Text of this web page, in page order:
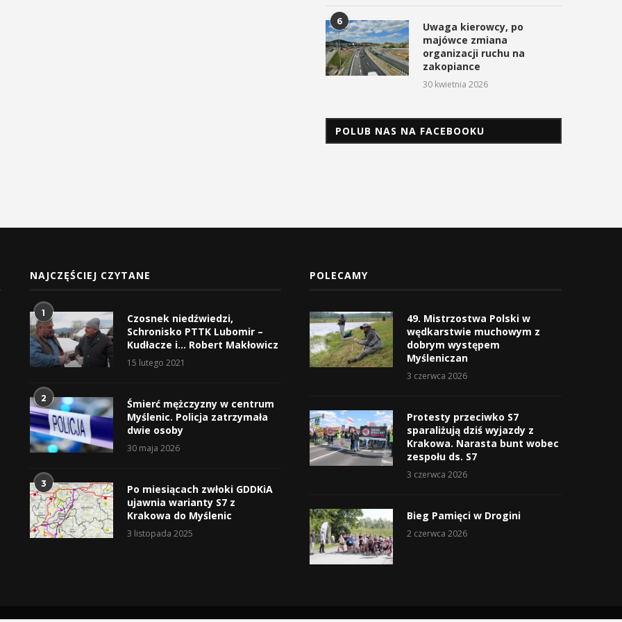
6
Uwaga kierowcy, po
majówce zmiana
organizacji ruchu na
zakopiance
30 kwietnia 2026
POLUB NAS NA FACEBOOKU
NAJCZĘŚCIEJ CZYTANE
1
Czosnek niedźwiedzi,
Schronisko PTTK Lubomir –
Kudłacze i… Robert Makłowicz
15 lutego 2021
2
Śmierć mężczyzny w centrum
Myślenic. Policja zatrzymała
dwie osoby
30 maja 2026
3
Po miesiącach zwłoki GDDKiA
ujawnia warianty S7 z
Krakowa do Myślenic
3 listopada 2025
POLECAMY
49. Mistrzostwa Polski w
wędkarstwie muchowym z
dobrym występem
Myśleniczan
3 czerwca 2026
Protesty przeciwko S7
sparaliżują dziś wyjazdy z
Krakowa. Narasta bunt wobec
zespołu ds. S7
3 czerwca 2026
Bieg Pamięci w Drogini
2 czerwca 2026